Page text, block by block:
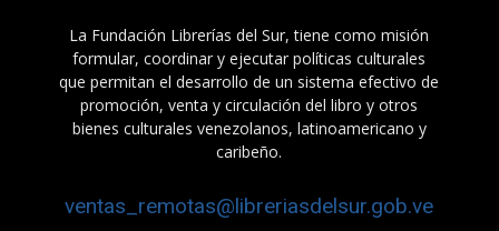
La Fundación Librerías del Sur, tiene como misión
formular, coordinar y ejecutar políticas culturales
que permitan el desarrollo de un sistema efectivo de
promoción, venta y circulación del libro y otros
bienes culturales venezolanos, latinoamericano y
caribeño.
ventas_remotas@libreriasdelsur.gob.ve